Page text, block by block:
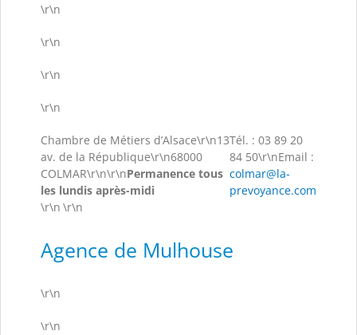
\r\n
\r\n
\r\n
\r\n
Chambre de Métiers d’Alsace\r\n13
av. de la République\r\n68000
COLMAR\r\n\r\nPermanence tous
les lundis après-midi
Tél. : 03 89 20
84 50\r\nEmail :
colmar@la-
prevoyance.com
\r\n \r\n
Agence de Mulhouse
\r\n
\r\n